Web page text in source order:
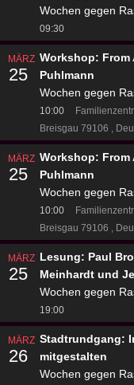
Wochen gegen
09:30
MÄRZ
25
Workshop:
Puhlmann
Wochen gegen
10:00
Breisgau 79106
MÄRZ
25
Workshop:
Puhlmann
Wochen gegen
10:00
Breisgau 79106
MÄRZ
25
Lesung: Paul
Meinhardt und
Wochen gegen
19:00
MÄRZ
26
Stadtrundgang:
mitgestalten
Wochen gegen